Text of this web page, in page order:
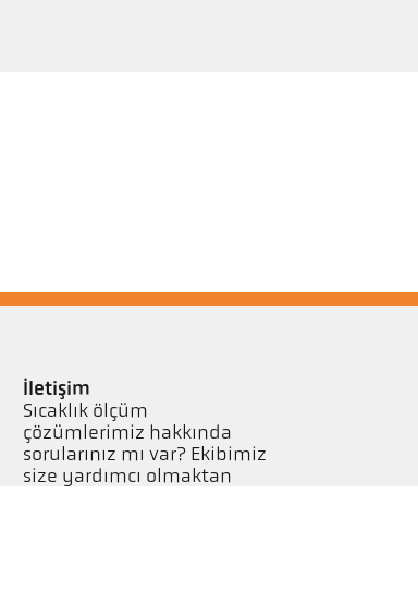
İletişim
Sıcaklık ölçüm
çözümlerimiz hakkında
sorularınız mı var? Ekibimiz
size yardımcı olmaktan